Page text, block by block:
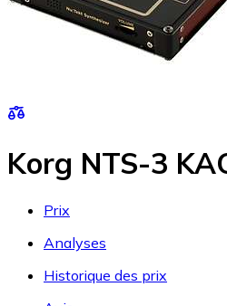
Korg NTS-3
Prix
Analyses
Historique des prix